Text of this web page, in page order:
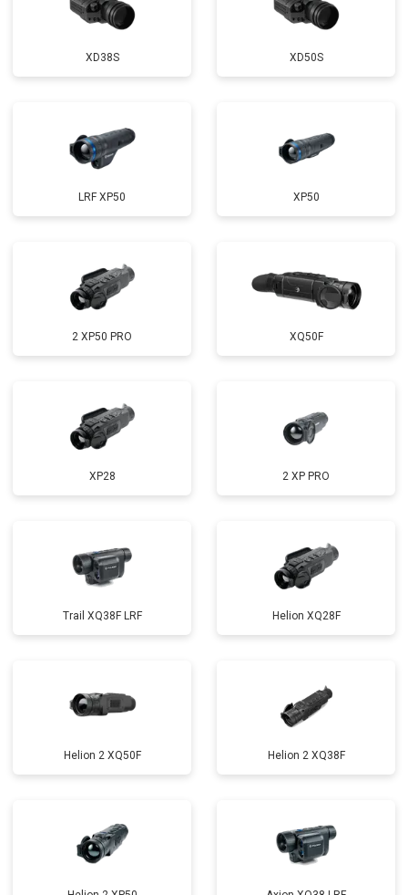
XD38S XD50S
LRF XP50 XP50
2 XP50 PRO XQ50F
XP28 2 XP PRO
Trail XQ38F LRF Helion XQ28F
Helion 2 XQ50F Helion 2 XQ38F